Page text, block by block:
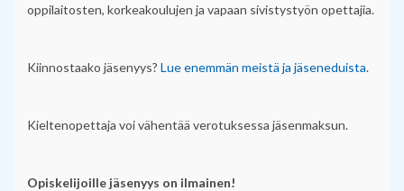
oppilaitosten, korkeakoulujen ja vapaan sivistystyön opettajia.
Kiinnostaako jäsenyys? Lue enemmän meistä ja jäseneduista.
Kieltenopettaja voi vähentää verotuksessa jäsenmaksun.
Opiskelijoille jäsenyys on ilmainen!